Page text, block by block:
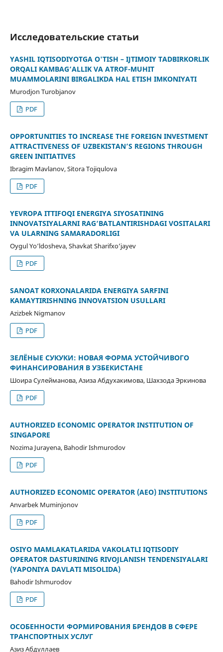
Исследовательские статьи
YASHIL IQTISODIYOTGA O'TISH – IJTIMOIY TADBIRKORLIK
ORQALI KAMBAG‘ALLIK VA ATROF-MUHIT
MUAMMOLARINI BIRGALIKDA HAL ETISH IMKONIYATI
Murodjon Turobjanov
PDF
OPPORTUNITIES TO INCREASE THE FOREIGN INVESTMENT
ATTRACTIVENESS OF UZBEKISTAN’S REGIONS THROUGH
GREEN INITIATIVES
Ibragim Mavlanov, Sitora Tojiqulova
PDF
YEVROPА ITTIFOQI ENERGIYА SIYOSАTINING
INNOVАTSIYАLАRNI RАG‘BАTLАNTIRISHDАGI VOSITАLАRI
VА ULАRNING SАMАRАDORLIGI
Oygul Yo‘ldoshevа, Shavkat Sharifxo‘jayev
PDF
SANOAT KORXONALARIDA ENERGIYA SARFINI
KAMAYTIRISHNING INNOVATSION USULLARI
Azizbek Nigmanov
PDF
ЗЕЛЁНЫЕ СУКУКИ: НОВАЯ ФОРМА УСТОЙЧИВОГО
ФИНАНСИРОВАНИЯ В УЗБЕКИСТАНЕ
Шоира Сулейманова, Азиза Абдухакимова, Шахзода Эркинова
PDF
AUTHORIZED ECONOMIC OPERATOR INSTITUTION OF
SINGAPORE
Nozima Jurayena, Bahodir Ishmurodov
PDF
AUTHORIZED ECONOMIC OPERATOR (AEO) INSTITUTIONS
Anvarbek Muminjonov
PDF
OSIYO MAMLAKATLARIDA VAKOLATLI IQTISODIY
OPERATOR DASTURINING RIVOJLANISH TENDENSIYALARI
(YAPONIYA DAVLATI MISOLIDA)
Bahodir Ishmurodov
PDF
ОСОБЕННОСТИ ФОРМИРОВАНИЯ БРЕНДОВ В СФЕРЕ
ТРАНСПОРТНЫХ УСЛУГ
Азиз Абдуллаев